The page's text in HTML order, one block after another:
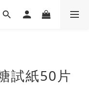
試紙50片